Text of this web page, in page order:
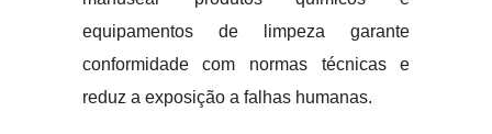
equipamentos de limpeza garante
conformidade com normas técnicas e
reduz a exposição a falhas humanas.